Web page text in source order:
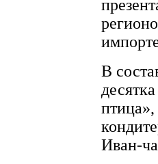
В
Иван-